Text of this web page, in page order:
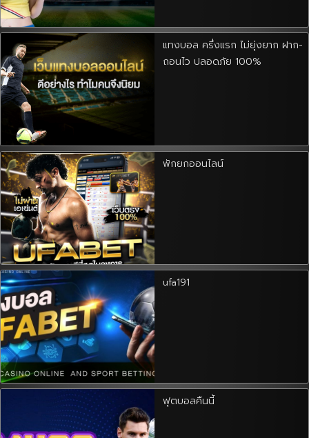
แทงบอล ครึ่งแรก ไม่ยุ่งยาก ฝาก-
ถอนไว ปลอดภัย 100%
พักยกออนไลน์
ufa191
ฟุตบอลคืนนี้